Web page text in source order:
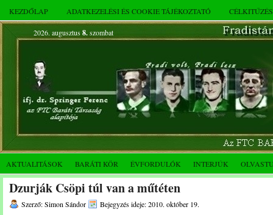
KEZDŐLAP ADATKEZELÉSI ÉS COOKIE TÁJÉKOZTATÓ
2026. augusztus 8.szombat
AKTUALITÁSOK BARÁTI KÖR ÉVFORDULÓK INTERJÚK
Dzurják Csöpi túl van a műtéten
Szerző: Simon Sándor Bejegyzés ideje: 2010. október 19.